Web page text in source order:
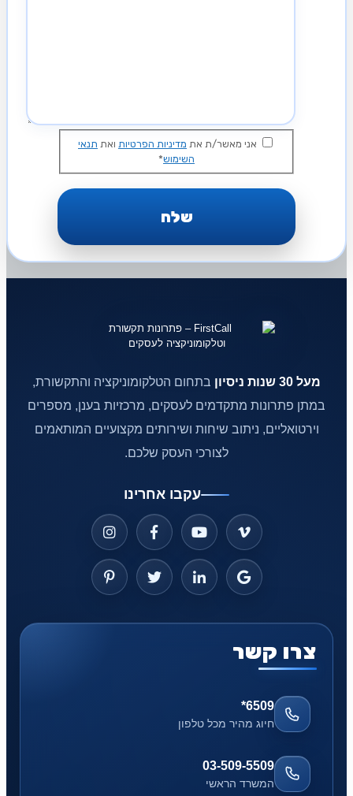
אני מאשר/ת את מדיניות הפרטיות ואת תנאי
השימוש*
מעל 30 שנות ניסיון
בתחום הטלקומוניקציה והתקשורת,
במתן פתרונות מתקדמים לעסקים, מרכזיות בענן, מספרים
וירטואליים, ניתוב שיחות ושירותים מקצועיים המותאמים
לצורכי העסק שלכם.
עקבו אחרינו
צרו קשר
*6509
חיוג מהיר מכל טלפון
03-509-5509
המשרד הראשי